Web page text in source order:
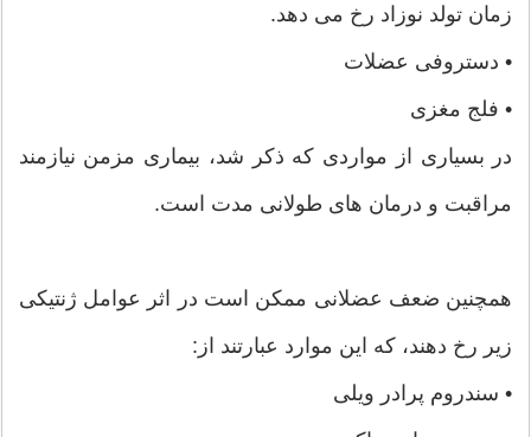
زمان تولد نوزاد رخ می دهد.
• دستروفی عضلات
• فلج مغزی
در بسیاری از مواردی که ذکر شد، بیماری مزمن نیازمند
مراقبت و درمان های طولانی مدت است.
همچنین ضعف عضلانی ممکن است در اثر عوامل ژنتیکی
زیر رخ دهند، که این موارد عبارتند از:
• سندروم پرادر ویلی